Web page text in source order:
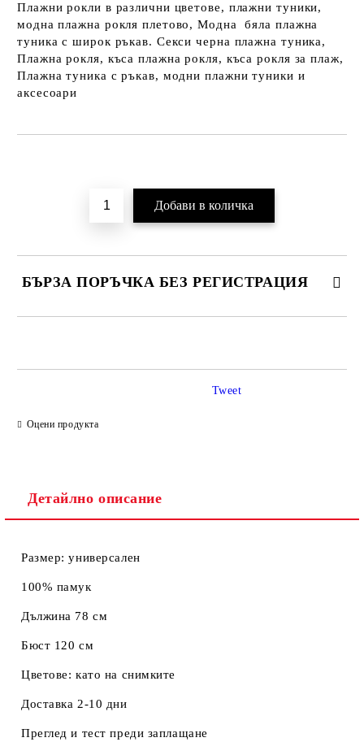
Плажни рокли в различни цветове, плажни туники,
модна плажна рокля плетово, Модна бяла плажна
туника с широк ръкав. Секси черна плажна туника,
Плажна рокля, къса плажна рокля, къса рокля за плаж,
Плажна туника с ръкав, модни плажни туники и
аксесоари
БЪРЗА ПОРЪЧКА БЕЗ РЕГИСТРАЦИЯ
Оцени продукта
Tweet
Детайлно описание
Размер: универсален
100% памук
Дължина 78 см
Бюст 120 см
Цветове: като на снимките
Доставка 2-10 дни
Преглед и тест преди заплащане